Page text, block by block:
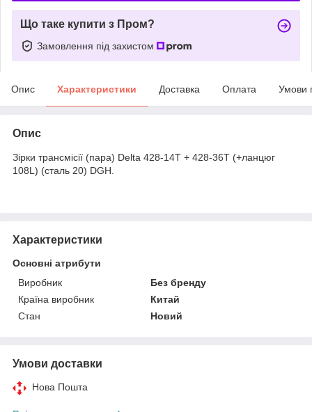
Що таке купити з Пром?
Замовлення під захистом
Опис Характеристики Доставка Оплата Умови
Опис
Зірки трансмісії (пара) Delta 428-14T + 428-36T (+ланцюг
108L) (сталь 20) DGH.
Характеристики
Основні атрибути
Виробник
Без бренду
Країна виробник
Китай
Стан
Новий
Умови доставки
Нова Пошта